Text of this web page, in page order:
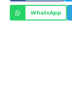
WhatsApp